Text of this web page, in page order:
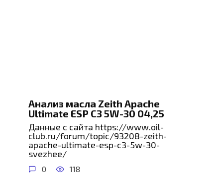
Анализ масла Zeith Apache
Ultimate ESP C3 5W-30 04,25
Данные с сайта https://www.oil-
club.ru/forum/topic/93208-zeith-
apache-ultimate-esp-c3-5w-30-
svezhee/
0 118